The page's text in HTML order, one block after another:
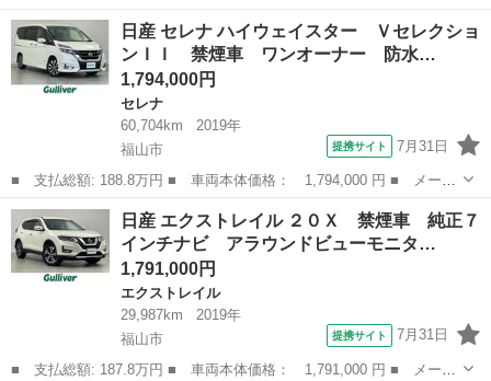
ー名： 日産 ■ 車種名： ルークス ■ グレード名： ハイウェイ
スターＸプロパイロットエディション 保証書／純正 ９インチ Ｓ
Ｄナビ／...
広島 福山市 その他
日産 セレナ ハイウェイスター Ｖセレクショ
ンＩＩ 禁煙車 ワンオーナー 防水…
1,794,000円
セレナ
60,704km
2019年
福山市
提携サイト 7月31日
■ 支払総額: 188.8万円 ■ 車両本体価格： 1,794,000 円 ■ メーカ
ー名： 日産 ■ 車種名： セレナ ■ グレード名： ハイウェイス
ター ＶセレクションＩＩ 禁煙車 ワンオーナー 防水シート １
１インチ...
広島 福山市 セレナ
日産 エクストレイル ２０Ｘ 禁煙車 純正７
インチナビ アラウンドビューモニタ…
1,791,000円
エクストレイル
29,987km
2019年
福山市
提携サイト 7月31日
■ 支払総額: 187.8万円 ■ 車両本体価格： 1,791,000 円 ■ メーカ